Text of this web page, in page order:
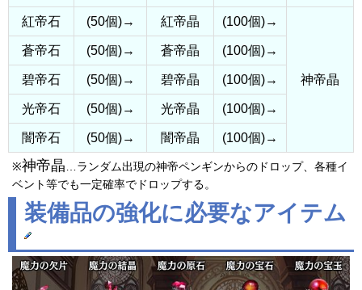
紅帝石 (50個)→ 紅帝晶 (100個)→
神帝晶
蒼帝石 (50個)→ 蒼帝晶 (100個)→
碧帝石 (50個)→ 碧帝晶 (100個)→
光帝石 (50個)→ 光帝晶 (100個)→
闇帝石 (50個)→ 闇帝晶 (100個)→
※神帝晶 …ランダム出現の神帝ペンギンからのドロップ、各種イ
ベント等でも一定確率でドロップする。
装備品の強化に必要なアイテム